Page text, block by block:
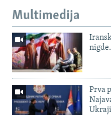
Multimedija
Prva